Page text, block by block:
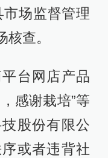
场监督管理
查。
台网店产品
感谢栽培”等
股份有限公
或者违背社